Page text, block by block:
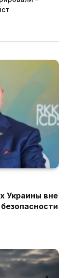
Украины вне